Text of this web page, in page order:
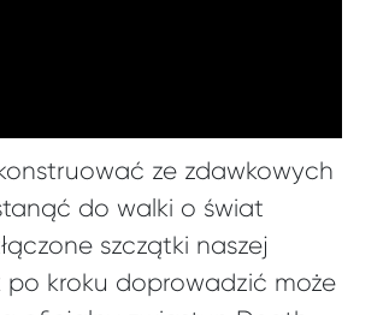
ze zdawkowych
do walki o świat
szczątki naszej
po kroku doprowadzić może